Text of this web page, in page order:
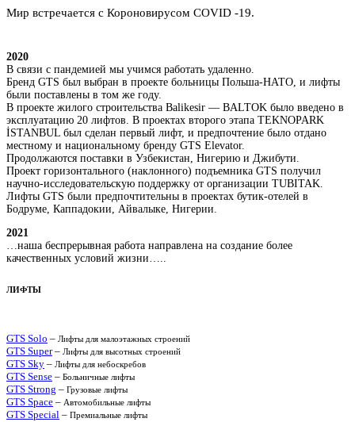
Мир встречается с Короновирусом COVID -19.
2020
В связи с пандемией мы учимся работать удаленно.
Бренд GTS был выбран в проекте больницы Польша-НАТО, и лифты
были поставлены в том же году.
В проекте жилого строительства Balikesir — BALTOK было введено в
эксплуатацию 20 лифтов. В проектах второго этапа TEKNOPARK
İSTANBUL был сделан первый лифт, и предпочтение было отдано
местному и национальному бренду GTS Elevator.
Продолжаются поставки в Узбекистан, Нигерию и Джибути.
Проект горизонтального (наклонного) подъемника GTS получил
научно-исследовательскую поддержку от организации TUBITAK.
Лифты GTS были предпочтительны в проектах бутик-отелей в
Бодруме, Каппадокии, Айвалыке, Нигерии.
2021
…наша беспрерывная работа направлена на создание более
качественных условий жизни…..
ЛИФТЫ
GTS Solo – Лифты для малоэтажных строений
GTS Super– Лифты для высотных строений
GTS Sky – Лифты для небоскребов
GTS Sense – Больничные лифты
GTS Strong – Грузовые лифты
GTS Space – Автомобильные лифты
GTS Special – Премиальные лифты